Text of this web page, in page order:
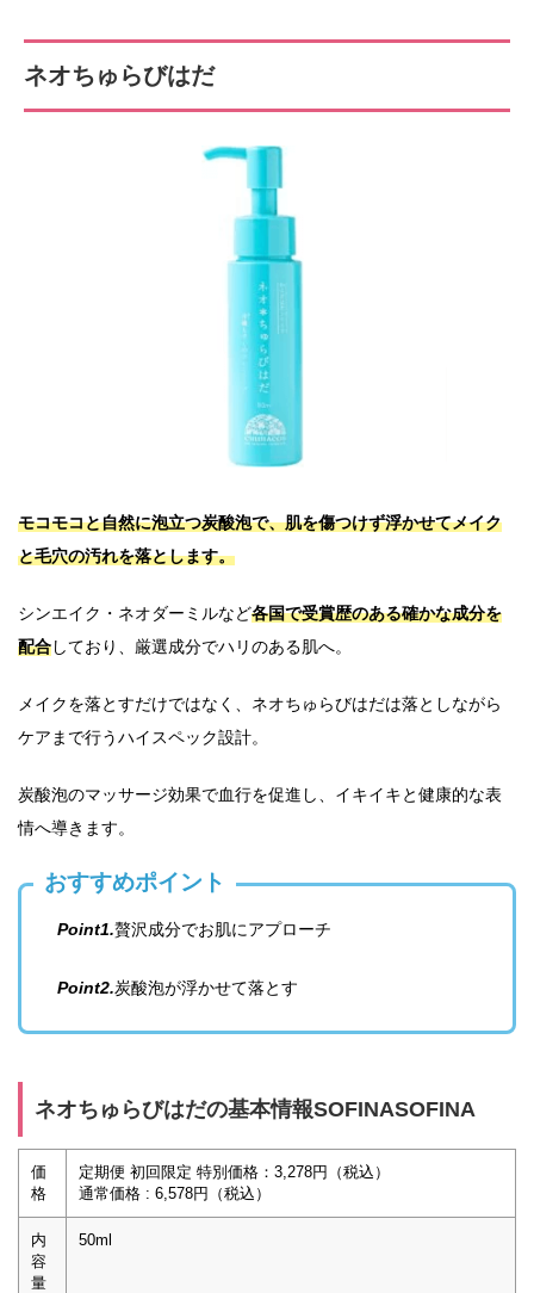
ネオちゅらびはだ
モコモコと自然に泡立つ炭酸泡で、肌を傷つけず浮かせてメイク
と毛穴の汚れを落とします。
シンエイク・ネオダーミルなど各国で受賞歴のある確かな成分を
配合しており、厳選成分でハリのある肌へ。
メイクを落とすだけではなく、ネオちゅらびはだは落としながら
ケアまで行うハイスペック設計。
炭酸泡のマッサージ効果で血行を促進し、イキイキと健康的な表
情へ導きます。
おすすめポイント
Point1.贅沢成分でお肌にアプローチ
Point2.炭酸泡が浮かせて落とす
ネオちゅらびはだの基本情報SOFINASOFINA
価
格
定期便 初回限定 特別価格：3,278円（税込）
通常価格 : 6,578円（税込）
内
容
量
50ml